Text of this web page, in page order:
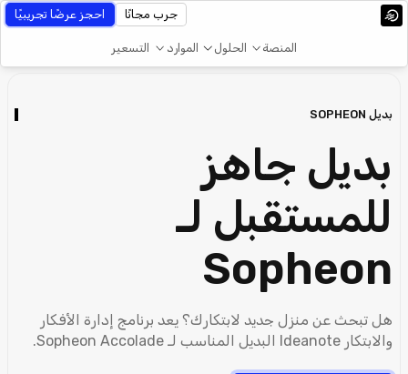
المنصة الحلول الموارد التسعير
جرب مجانًا احجز عرضًا تجريبيًا
بديل SOPHEON
بديل جاهز
للمستقبل لـ
Sopheon
هل تبحث عن منزل جديد لابتكارك؟ يعد برنامج إدارة الأفكار
والابتكار Ideanote البديل المناسب لـ Sopheon Accolade.